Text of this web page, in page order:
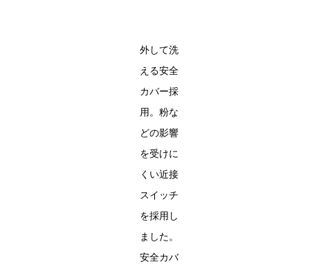
外して洗
える安全
カバー採
用。粉な
どの影響
を受けに
くい近接
スイッチ
を採用し
ました。
安全カバ